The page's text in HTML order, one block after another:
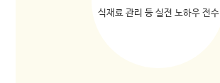
식재료 관리 등 실전 노하우 전수